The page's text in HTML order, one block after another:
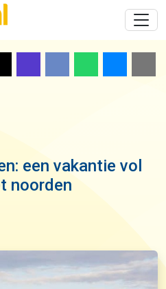
een vakantie vol
noorden